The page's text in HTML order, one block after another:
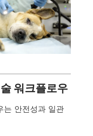
워크플로우
는 안전성과 일관